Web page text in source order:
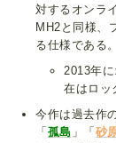
対するオンラ
MH2と同様、
る仕様である。
2013年
在はロッ
今作は過去作
「 孤島 」「 砂